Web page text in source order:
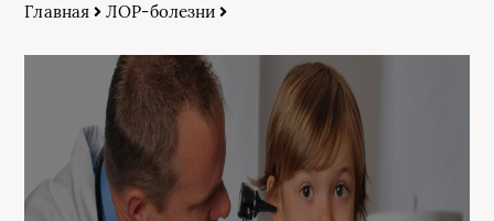
Главная ЛОР-болезни